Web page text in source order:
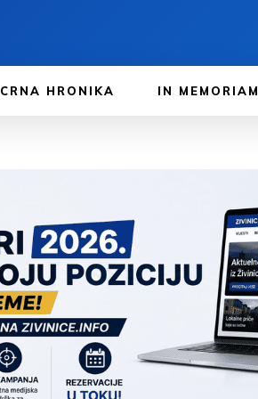
CRNA HRONIKA IN MEMORIAM